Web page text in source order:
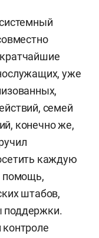
уже
семей
конечно же,
каждую
помощь,
штабов,
поддержки.